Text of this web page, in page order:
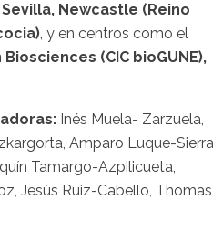
Newcastle (Reino
, y en centros como el
(CIC bioGUNE),
Inés Muela- Zarzuela,
Amparo Luque-
Tamargo-Azpilicueta,
Jesús Ruiz-Cabello, Thomas